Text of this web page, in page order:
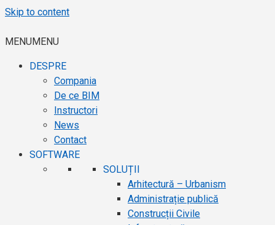
Skip to content
MENUMENU
DESPRE
Compania
De ce BIM
Instructori
News
Contact
SOFTWARE
SOLUȚII
Arhitectură – Urbanism
Administrație publică
Construcții Civile